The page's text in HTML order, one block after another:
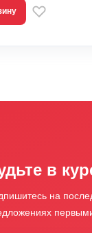
в
на